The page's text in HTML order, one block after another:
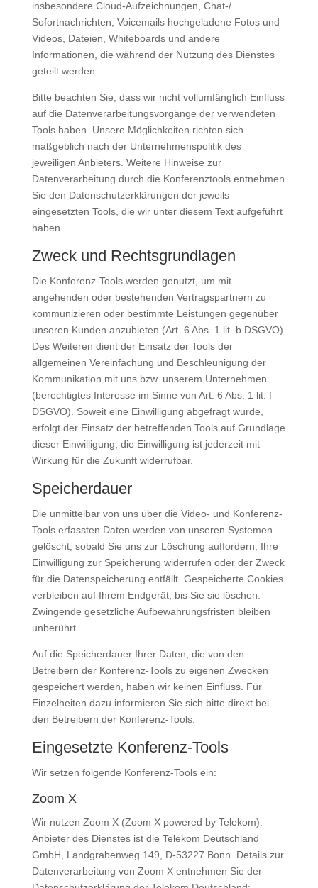
insbesondere Cloud-Aufzeichnungen, Chat-/
Sofortnachrichten, Voicemails hochgeladene Fotos und
Videos, Dateien, Whiteboards und andere
Informationen, die während der Nutzung des Dienstes
geteilt werden.
Bitte beachten Sie, dass wir nicht vollumfänglich Einfluss
auf die Datenverarbeitungsvorgänge der verwendeten
Tools haben. Unsere Möglichkeiten richten sich
maßgeblich nach der Unternehmenspolitik des
jeweiligen Anbieters. Weitere Hinweise zur
Datenverarbeitung durch die Konferenztools entnehmen
Sie den Datenschutzerklärungen der jeweils
eingesetzten Tools, die wir unter diesem Text aufgeführt
haben.
Zweck und Rechtsgrundlagen
Die Konferenz-Tools werden genutzt, um mit
angehenden oder bestehenden Vertragspartnern zu
kommunizieren oder bestimmte Leistungen gegenüber
unseren Kunden anzubieten (Art. 6 Abs. 1 lit. b DSGVO).
Des Weiteren dient der Einsatz der Tools der
allgemeinen Vereinfachung und Beschleunigung der
Kommunikation mit uns bzw. unserem Unternehmen
(berechtigtes Interesse im Sinne von Art. 6 Abs. 1 lit. f
DSGVO). Soweit eine Einwilligung abgefragt wurde,
erfolgt der Einsatz der betreffenden Tools auf Grundlage
dieser Einwilligung; die Einwilligung ist jederzeit mit
Wirkung für die Zukunft widerrufbar.
Speicherdauer
Die unmittelbar von uns über die Video- und Konferenz-
Tools erfassten Daten werden von unseren Systemen
gelöscht, sobald Sie uns zur Löschung auffordern, Ihre
Einwilligung zur Speicherung widerrufen oder der Zweck
für die Datenspeicherung entfällt. Gespeicherte Cookies
verbleiben auf Ihrem Endgerät, bis Sie sie löschen.
Zwingende gesetzliche Aufbewahrungsfristen bleiben
unberührt.
Auf die Speicherdauer Ihrer Daten, die von den
Betreibern der Konferenz-Tools zu eigenen Zwecken
gespeichert werden, haben wir keinen Einfluss. Für
Einzelheiten dazu informieren Sie sich bitte direkt bei
den Betreibern der Konferenz-Tools.
Eingesetzte Konferenz-Tools
Wir setzen folgende Konferenz-Tools ein:
Zoom X
Wir nutzen Zoom X (Zoom X powered by Telekom).
Anbieter des Dienstes ist die Telekom Deutschland
GmbH, Landgrabenweg 149, D-53227 Bonn. Details zur
Datenverarbeitung von Zoom X entnehmen Sie der